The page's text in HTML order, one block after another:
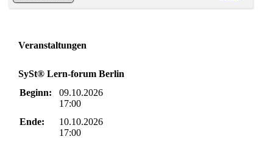
Veranstaltungen
SySt® Lern-forum Berlin
Beginn:
09.10.2026
17:00
Ende:
10.10.2026
17:00